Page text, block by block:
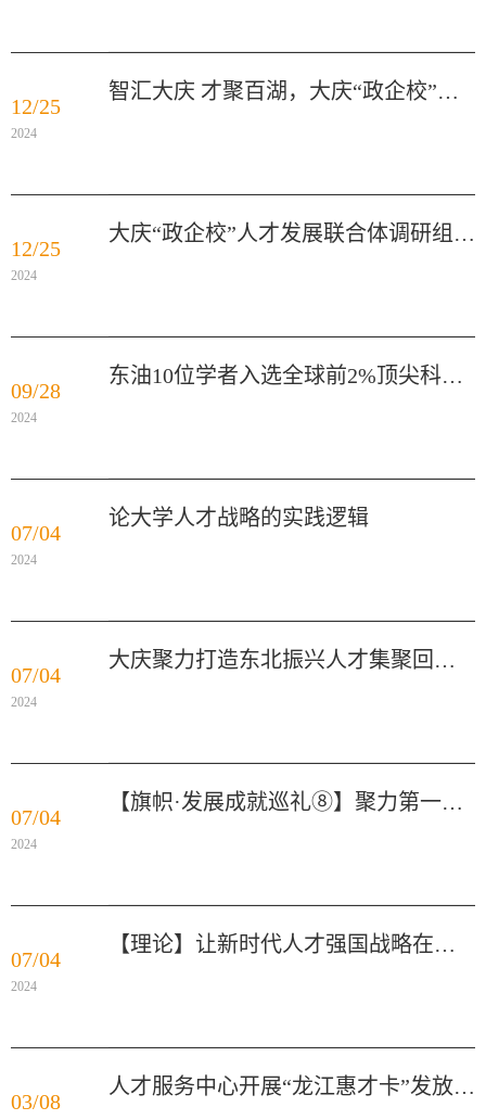
12/25
2024
智汇大庆 才聚百湖，大庆“政企校”联合体：打破体制机制壁垒 实现“产学研”共赢
12/25
2024
大庆“政企校”人才发展联合体调研组一行来校座谈交流
09/28
2024
东油10位学者入选全球前2%顶尖科学家榜单
07/04
2024
论大学人才战略的实践逻辑
07/04
2024
大庆聚力打造东北振兴人才集聚回流“先行地”，为龙江人才振兴提供大庆力量
07/04
2024
【旗帜·发展成就巡礼⑧】聚力第一资源 构筑人才高地 赋能学校高质量发展 东北大学深入推进人才强校战略
07/04
2024
【理论】让新时代人才强国战略在高校落地生根
03/08
人才服务中心开展“龙江惠才卡”发放活动